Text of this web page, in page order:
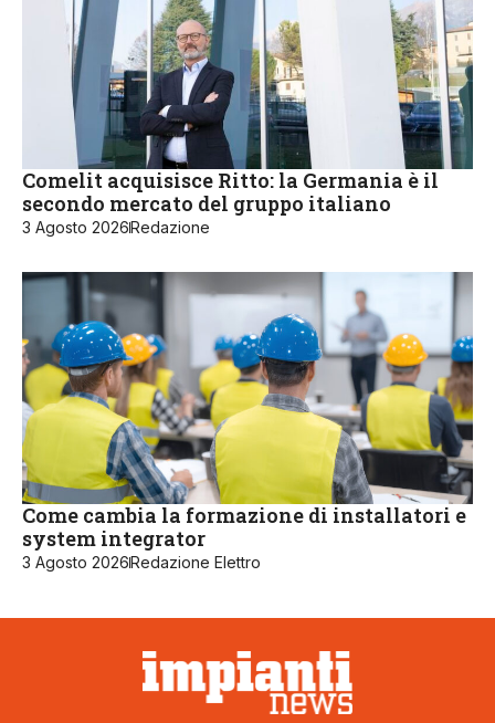
Comelit acquisisce Ritto: la Germania è il
secondo mercato del gruppo italiano
3 Agosto 2026Redazione
Come cambia la formazione di installatori e
system integrator
3 Agosto 2026Redazione Elettro